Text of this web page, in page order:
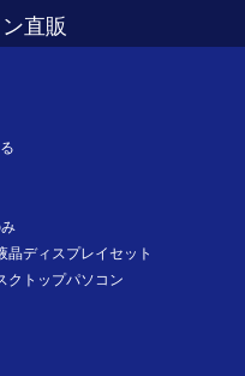
直販
ディスプレイセット
クトップパソコン